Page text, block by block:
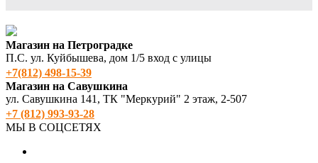
Магазин на Петроградке
П.С. ул. Куйбышева, дом 1/5 вход с улицы
+7(812) 498‑15-39
Магазин на Савушкина
ул. Савушкина 141, ТК "Меркурий" 2 этаж, 2-507
+7 (812) 993-93-28
МЫ В СОЦСЕТЯХ